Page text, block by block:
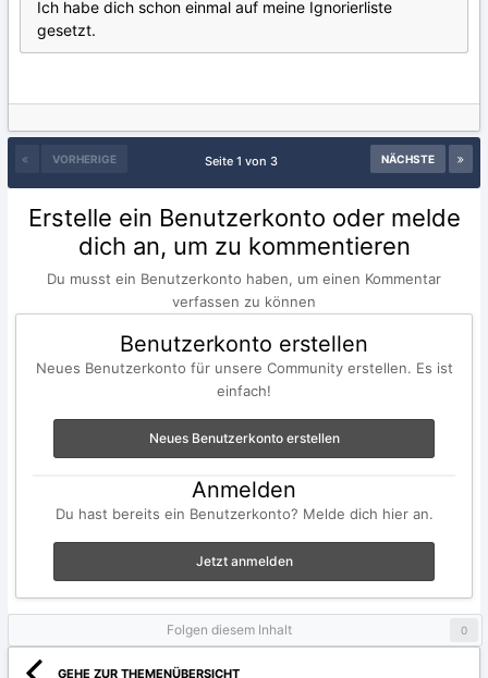
Ich habe dich schon einmal auf meine Ignorierliste
gesetzt.
VORHERIGE NÄCHSTE
Seite 1 von 3
Erstelle ein Benutzerkonto oder melde
dich an, um zu kommentieren
Du musst ein Benutzerkonto haben, um einen Kommentar
verfassen zu können
Benutzerkonto erstellen
Neues Benutzerkonto für unsere Community erstellen. Es ist
einfach!
Neues Benutzerkonto erstellen
Anmelden
Du hast bereits ein Benutzerkonto? Melde dich hier an.
Jetzt anmelden
Folgen diesem Inhalt 0
GEHE ZUR THEMENÜBERSICHT